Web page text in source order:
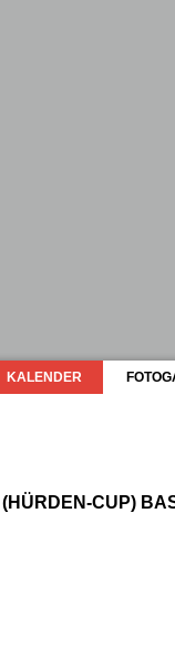
KALENDER
CUP)